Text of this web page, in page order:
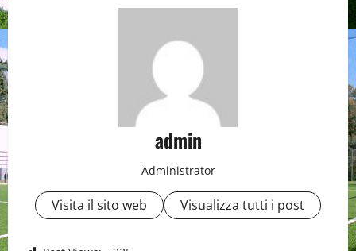
admin
Administrator
Visita il sito web Visualizza tutti i post